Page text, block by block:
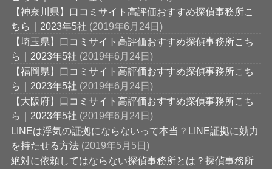
【神奈川県】口コミサイト高評価おすすめ探偵事務所こ
ちら｜2023年5社 (2019年6月24日)
【埼玉県】口コミサイト高評価おすすめ探偵事務所こち
ら｜2023年5社 (2019年6月24日)
【福岡県】口コミサイト高評価おすすめ探偵事務所こち
ら｜2023年5社 (2019年6月24日)
【大阪府】口コミサイト高評価おすすめ探偵事務所こち
ら｜2023年5社 (2019年6月24日)
LINEは浮気の証拠にならないって本当？LINE証拠に効力
を持たせる方法 (2019年5月5日)
絶対に依頼してはならない探偵事務所とは？探偵事務所